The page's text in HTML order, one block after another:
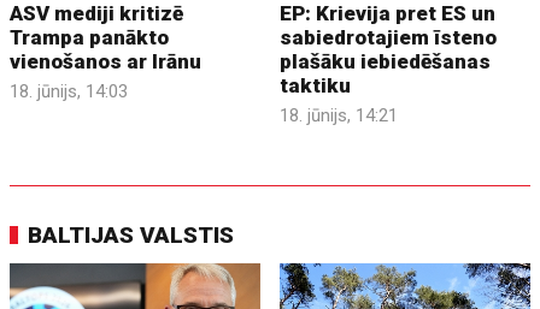
ASV mediji kritizē
Trampa panākto
vienošanos ar Irānu
18. jūnijs, 14:03
EP: Krievija pret ES un
sabiedrotajiem īsteno
plašāku iebiedēšanas
taktiku
18. jūnijs, 14:21
BALTIJAS VALSTIS